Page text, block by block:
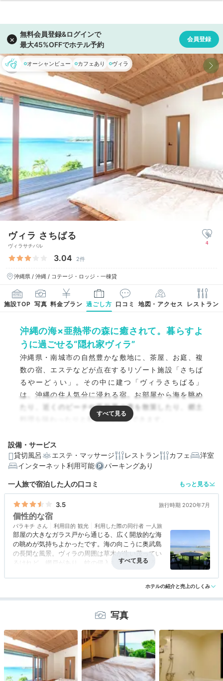
オーシャンビュー カフェあり ヴィラ
ヴィラ さちばる
ヴィラサチバル
3.04 2件
沖縄県 / 沖縄 / コテージ・ロッジ・一棟貸
4
施設TOP 写真 料金プラン 過ごし方 口コミ 地図・アクセス レストラン
沖縄の海×亜熱帯の森に癒されて。暮らすよ
うに過ごせる“隠れ家ヴィラ”
沖縄県・南城市の自然豊かな敷地に、茶屋、お庭、複
数の宿、エステなどが点在するリゾート施設「さちば
るやーどぅい」。その中に建つ「ヴィラさちばる」
は、沖縄の住人気分に浸れる宿。お部屋から海を眺め
たり、近くのビーチや亜熱帯の森を散策したり、郷土
料理を味わったりと島時間を堪能できます。
編集部おすすめの３つのポイント
全3棟のみ。オーシャンビューのプライベートなヴィラ
シーカヤック、ヨガ、星空観察…心躍るアクティビティ
石窯ピザに朝食も♡地元の恵みを味わえる眺めのいい茶
屋
設備・サービス
貸切風呂
エステ・マッサージ レストラン カフェ
洋室
インターネット利用可能
パーキングあり
一人旅で宿泊した人の口コミ もっと見る
3.5 旅行時期 2020年7月
個性的な宿
パラキチ 利用目的 観光 利用した際の同行者 一人旅
部屋の大きなガラス戸から通じる、広く開放的な海
の眺めが気持ちよかったです。海の向こうに奥武島
の長閑な風景。ヴィラの周囲は草木が生い茂ってい
るけれど、網戸があり、蚊の侵入を気にせずに済み
「海辺に建つ無印良品の家」とでも名付けたくなる
ような（笑）
スピーカーがあります。手持ちのパソコンと
Bluetoothで接続して、好きな音楽を楽しみ、心地
よさアップ。
また、車をヴィラの前に駐車できるので、荷物が多
かったり、天気が崩れたりしても平気。これも便利
でした。
残念な点と言えば、近くのビーチがシュノーケルに
向かなかったこと。
アクセス 3.0 コスパ 2.0 客室 4.0 接客対応 3.0 風呂 3.5
ホテルの紹介と売上のしくみ
写真